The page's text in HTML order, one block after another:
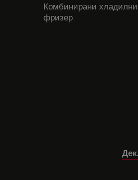
Комбинирани
фризер